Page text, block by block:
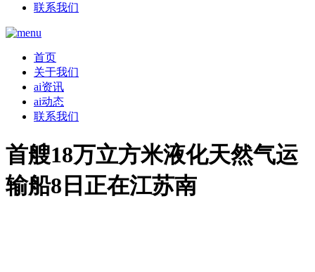
联系我们
首页
关于我们
ai资讯
ai动态
联系我们
首艘18万立方米液化天然气运
输船8日正在江苏南